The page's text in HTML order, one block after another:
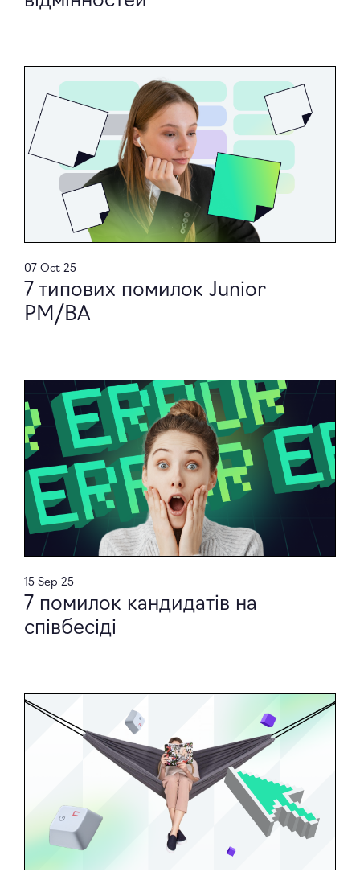
07 Oct 25
7 типових помилок Junior
PM/BA
15 Sep 25
7 помилок кандидатів на
співбесіді